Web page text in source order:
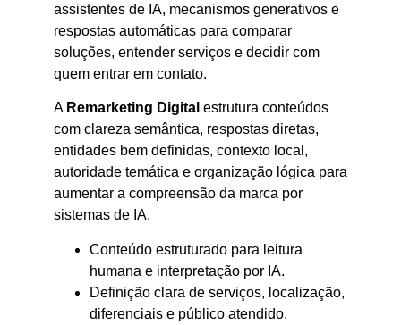
assistentes de IA, mecanismos generativos e
respostas automáticas para comparar
soluções, entender serviços e decidir com
quem entrar em contato.
A Remarketing Digital estrutura conteúdos
com clareza semântica, respostas diretas,
entidades bem definidas, contexto local,
autoridade temática e organização lógica para
aumentar a compreensão da marca por
sistemas de IA.
Conteúdo estruturado para leitura
humana e interpretação por IA.
Definição clara de serviços, localização,
diferenciais e público atendido.